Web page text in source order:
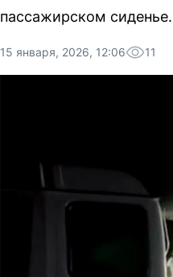
пассажирском сиденье.
15 января, 2026, 12:06 11